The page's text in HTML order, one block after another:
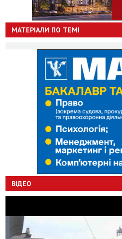
МАТЕРІАЛИ ПО ТЕМІ
ВІДЕО